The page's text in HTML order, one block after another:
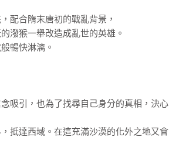
配合隋末唐初的戰亂背景，
潑猴一舉改造成亂世的英雄。
暢快淋漓。
吸引，也為了找尋自己身分的真相，決心
抵達西域。在這充滿沙漠的化外之地又會